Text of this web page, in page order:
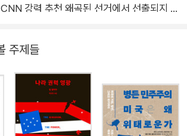
왜곡된 선거에서 선출되지 않
가능하게 만들었는가? 어떻게 극단적인
들 수 있을까? 현대 민주주의 체제
치학자의 역작 민주주의 붕괴를 경
어떻게 민주주의는 무너지는가》의 후속작,
수가 다수를 지배하는가》가 출간되었다. 하버
스티븐 레비츠키와 대니얼 지블랫의 대표작
주제들